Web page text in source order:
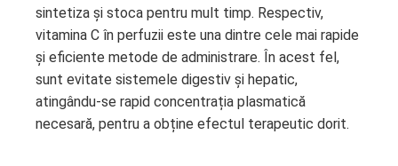
sintetiza și stoca pentru mult timp. Respectiv,
vitamina C în perfuzii este una dintre cele mai rapide
și eficiente metode de administrare. În acest fel,
sunt evitate sistemele digestiv și hepatic,
atingându-se rapid concentrația plasmatică
necesară, pentru a obține efectul terapeutic dorit.